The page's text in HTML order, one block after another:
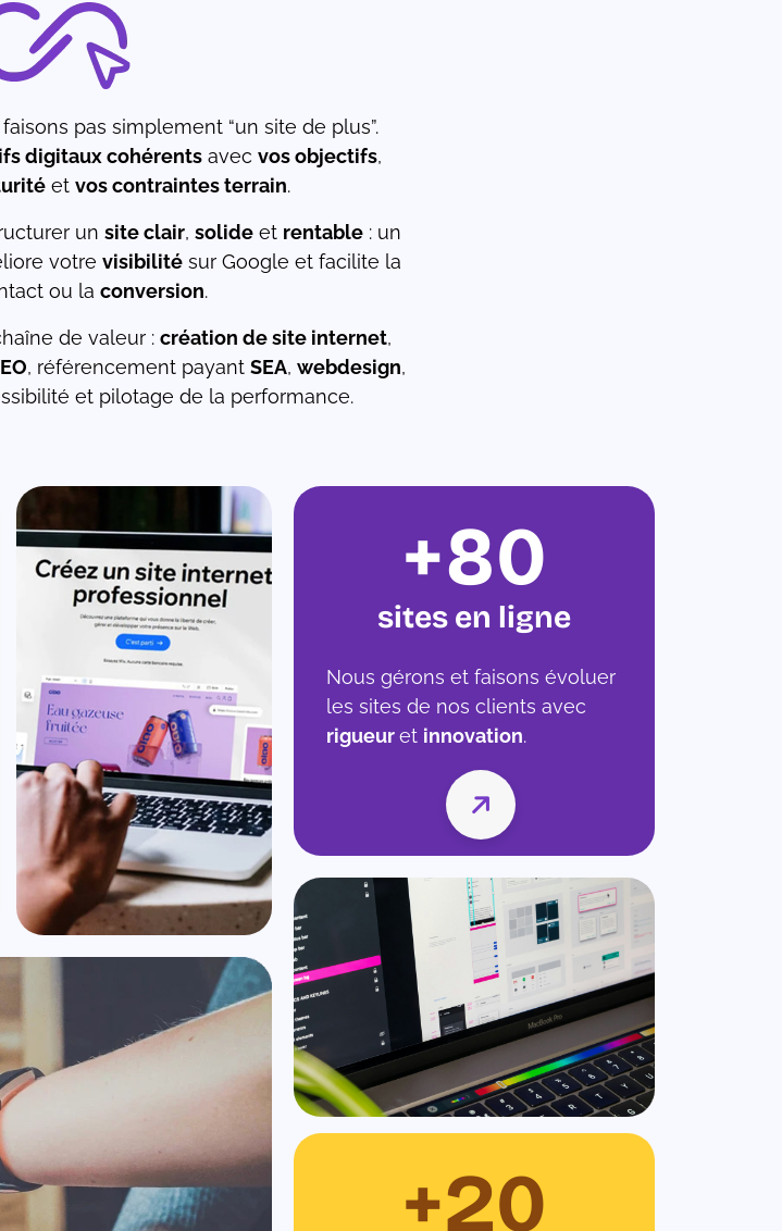
pas simplement “un site de plus”.
digitaux cohérentsavec vos objectifs,
et vos contraintes terrain.
un site clair, solide et rentable : un
votre visibilitésur Google et facilite la
ou la conversion.
de valeur : création de site internet,
, référencement payant SEA, webdesign,
et pilotage de la performance.
80
sites en ligne
Nous gérons et faisons évoluer
les sites de nos clients avec
rigueuret innovation.
20